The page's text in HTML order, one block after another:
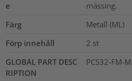
e
mässing.
Färg
Metall (ML)
Förp innehåll
2 st
GLOBAL PART DESC
RIPTION
PCS32-FM-